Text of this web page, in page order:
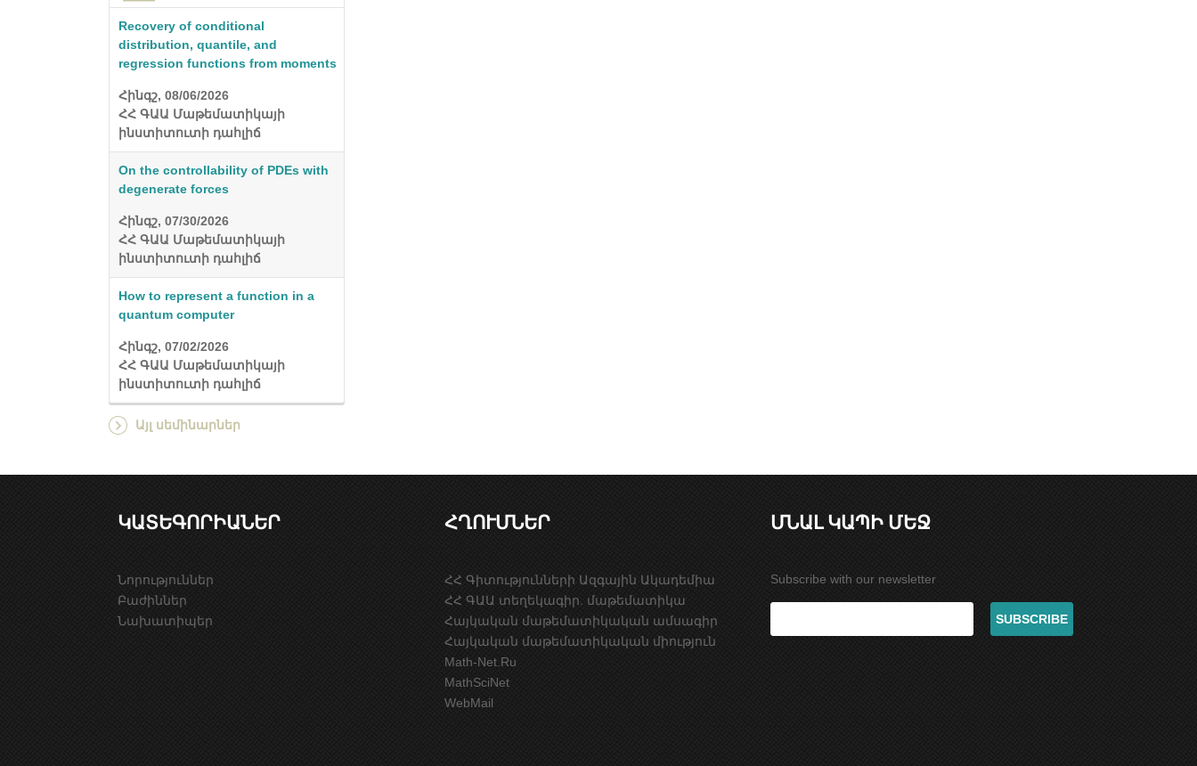
Recovery of conditional
distribution, quantile, and
regression functions from moments
Հինգշ, 08/06/2026
ՀՀ ԳԱԱ Մաթեմատիկայի
ինստիտուտի դահլիճ
On the controllability of PDEs with
degenerate forces
Հինգշ, 07/30/2026
ՀՀ ԳԱԱ Մաթեմատիկայի
ինստիտուտի դահլիճ
How to represent a function in a
quantum computer
Հինգշ, 07/02/2026
ՀՀ ԳԱԱ Մաթեմատիկայի
ինստիտուտի դահլիճ
Այլ սեմինարներ
ԿԱՏԵԳՈՐԻԱՆԵՐ
Նորություններ
Բաժիններ
Նախատիպեր
ՀՂՈՒՄՆԵՐ
ՀՀ Գիտությունների Ազգային Ակադեմիա
ՀՀ ԳԱԱ տեղեկագիր. մաթեմատիկա
Հայկական մաթեմատիկական ամսագիր
Հայկական մաթեմատիկական միություն
Math-Net.Ru
MathSciNet
WebMail
ՄՆԱԼ ԿԱՊԻ ՄԵՋ
Subscribe with our newsletter